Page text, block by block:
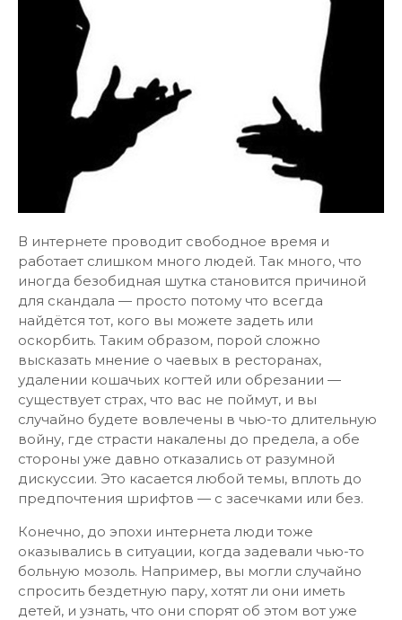
В интернете проводит свободное время и
работает слишком много людей. Так много, что
иногда безобидная шутка становится причиной
для скандала — просто потому что всегда
найдётся тот, кого вы можете задеть или
оскорбить. Таким образом, порой сложно
высказать мнение о чаевых в ресторанах,
удалении кошачьих когтей или обрезании —
существует страх, что вас не поймут, и вы
случайно будете вовлечены в чью-то длительную
войну, где страсти накалены до предела, а обе
стороны уже давно отказались от разумной
дискуссии. Это касается любой темы, вплоть до
предпочтения шрифтов — с засечками или без.
Конечно, до эпохи интернета люди тоже
оказывались в ситуации, когда задевали чью-то
больную мозоль. Например, вы могли случайно
спросить бездетную пару, хотят ли они иметь
детей, и узнать, что они спорят об этом вот уже